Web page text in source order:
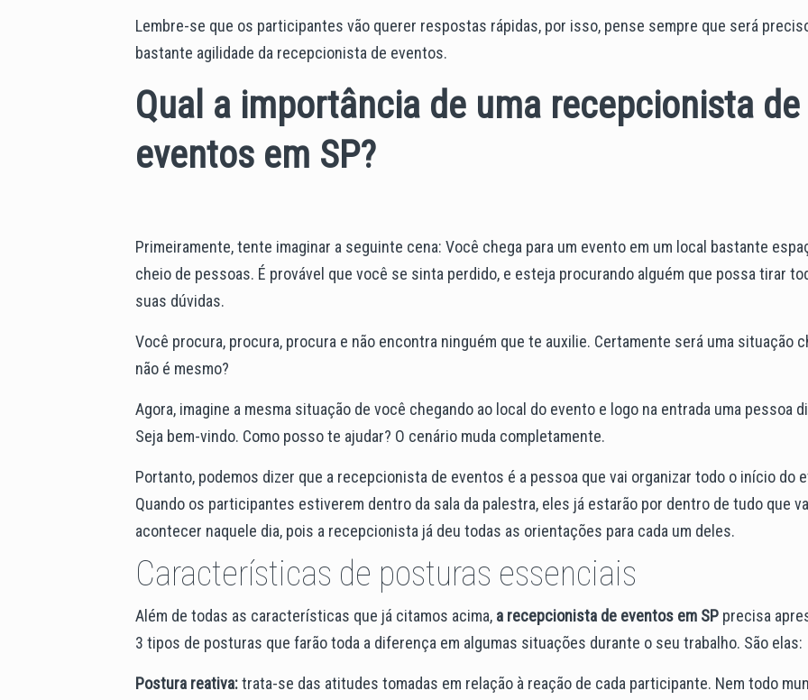
Lembre-se que os participantes vão querer respostas rápidas, por isso, pense sempre que será
bastante agilidade da recepcionista de eventos.
Qual a importância de uma recepcionista de
eventos em SP?
Primeiramente, tente imaginar a seguinte cena: Você chega para um evento em um local bastante
cheio de pessoas. É provável que você se sinta perdido, e esteja procurando alguém que possa tirar
suas dúvidas.
Você procura, procura, procura e não encontra ninguém que te auxilie. Certamente será uma situação
não é mesmo?
Agora, imagine a mesma situação de você chegando ao local do evento e logo na entrada uma pessoa
Seja bem-vindo. Como posso te ajudar? O cenário muda completamente.
Portanto, podemos dizer que a recepcionista de eventos é a pessoa que vai organizar todo o início do
Quando os participantes estiverem dentro da sala da palestra, eles já estarão por dentro de tudo que
acontecer naquele dia, pois a recepcionista já deu todas as orientações para cada um deles.
Características de posturas essenciais
Além de todas as características que já citamos acima, a recepcionista de eventos em SP precisa
3 tipos de posturas que farão toda a diferença em algumas situações durante o seu trabalho. São elas:
Postura reativa:trata-se das atitudes tomadas em relação à reação de cada participante. Nem todo